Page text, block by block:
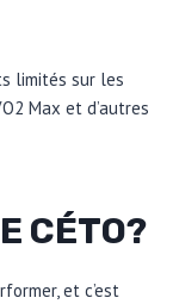
limités sur les
Max et d’autres
CÉTO?
et c’est